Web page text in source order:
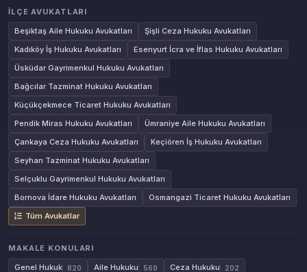
İLÇE AVUKATLARI
Beşiktaş Aile Hukuku Avukatları
Şişli Ceza Hukuku Avukatları
Kadıköy İş Hukuku Avukatları
Esenyurt İcra ve İflas Hukuku Avukatları
Üsküdar Gayrimenkul Hukuku Avukatları
Bağcılar Tazminat Hukuku Avukatları
Küçükçekmece Ticaret Hukuku Avukatları
Pendik Miras Hukuku Avukatları
Ümraniye Aile Hukuku Avukatları
Çankaya Ceza Hukuku Avukatları
Keçiören İş Hukuku Avukatları
Seyhan Tazminat Hukuku Avukatları
Selçuklu Gayrimenkul Hukuku Avukatları
Bornova İdare Hukuku Avukatları
Osmangazi Ticaret Hukuku Avukatları
Tüm Avukatlar
MAKALE KONULARI
Genel Hukuk
820 Aile Hukuku 569 Ceza Hukuku 202